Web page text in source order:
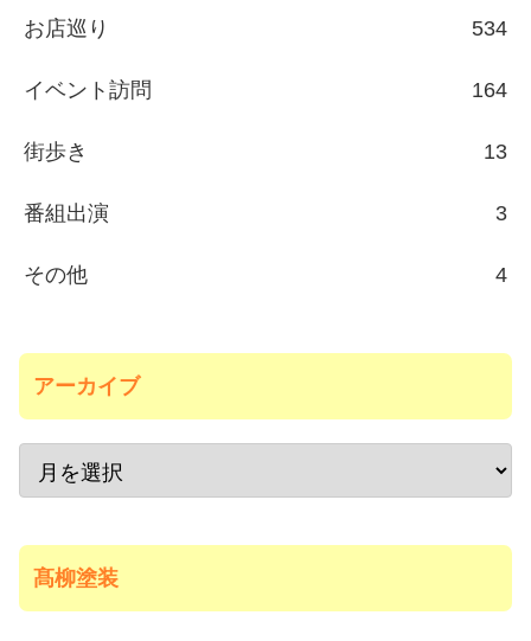
お店巡り 534
イベント訪問 164
街歩き 13
番組出演 3
その他 4
アーカイブ
髙柳塗装